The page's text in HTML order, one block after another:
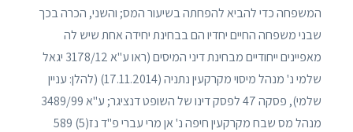
המשפחה כדי להביא להפחתה בשיעור המס; והשני, הכרה בכך
שבני משפחה החיים יחדיו הם בבחינת יחידה אחת שיש לה
מאפיינים ייחודיים מבחינת דיני המיסים (ראו ע"א 3178/12 יגאל
שלמי נ' מנהל מיסוי מקרקעין נתניה (17.11.2014) (להלן: עניין
שלמי), פסקה 47 לפסק דינו של השופט דנציגר; ע"א 3489/99
מנהל מס שבח מקרקעין חיפה נ' אן מרי עברי פ"ד נז(5) 589